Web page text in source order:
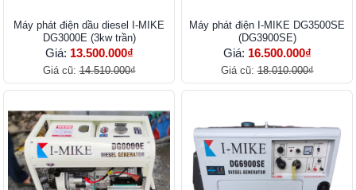
Máy phát điện dầu diesel I-MIKE
DG3000E (3kw trần)
Giá: 13.500.000₫
Giá cũ:14.510.000₫
Máy phát điện I-MIKE DG3500SE
(DG3900SE)
Giá: 16.500.000₫
Giá cũ:18.010.000₫